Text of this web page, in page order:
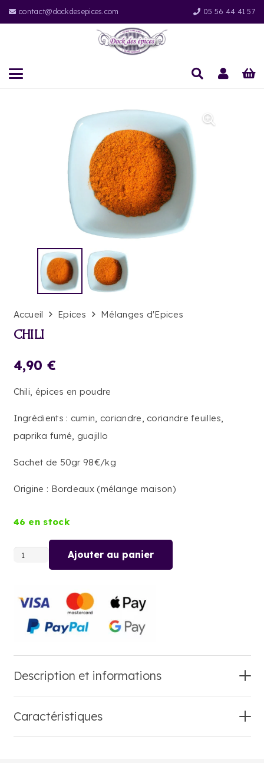
contact@dockdesepices.com 05 56 44 41 57
Accueil Epices Mélanges d'Epices
CHILI
4,90 €
Chili, épices en poudre
Ingrédients : cumin, coriandre, coriandre feuilles,
paprika fumé, guajillo
Sachet de 50gr 98€/kg
Origine : Bordeaux (mélange maison)
46 en stock
quantité
Ajouter au panier
Description et informations
Caractéristiques